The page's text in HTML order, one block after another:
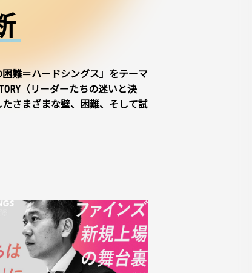
難＝ハードシングス」をテーマ
（リーダーたちの迷いと決
さまざまな壁、困難、そして試